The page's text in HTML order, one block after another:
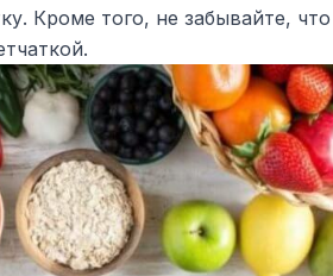
Кроме того, не забывайте, что